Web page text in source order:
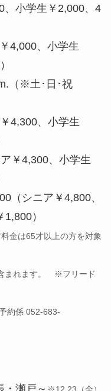
、小学生￥2,000、4
4,000、小学生
（※土･日･祝
4,300、小学生
￥4,300、小学生
（シニア￥4,800、
）
金は65才以上の方を対象
まれます。 ※フリード
約係 052-683-